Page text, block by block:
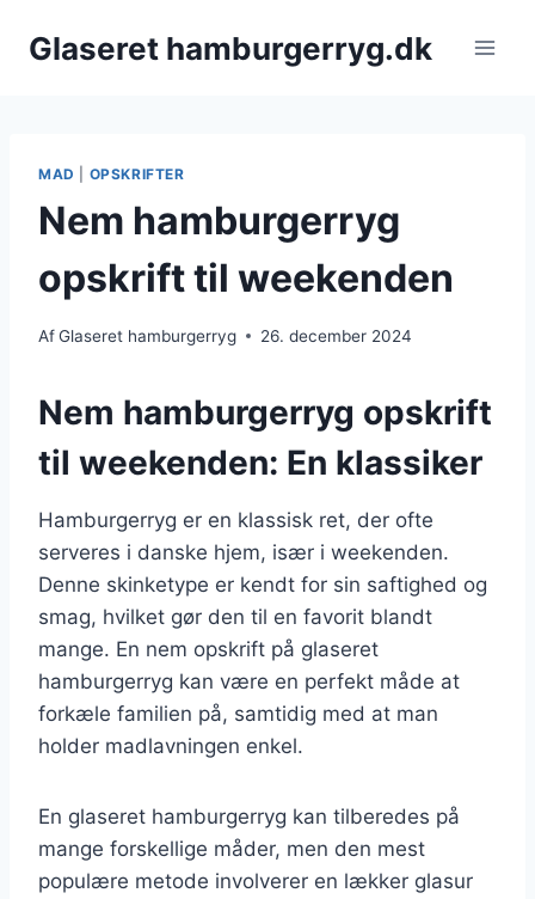
Glaseret hamburgerryg.dk
MAD OPSKRIFTER
Nem hamburgerryg
opskrift til weekenden
AfGlaseret hamburgerryg 26. december 2024
Nem hamburgerryg opskrift
til weekenden: En klassiker
Hamburgerryg er en klassisk ret, der ofte
serveres i danske hjem, især i weekenden.
Denne skinketype er kendt for sin saftighed og
smag, hvilket gør den til en favorit blandt
mange. En nem opskrift på glaseret
hamburgerryg kan være en perfekt måde at
forkæle familien på, samtidig med at man
holder madlavningen enkel.
En glaseret hamburgerryg kan tilberedes på
mange forskellige måder, men den mest
populære metode involverer en lækker glasur